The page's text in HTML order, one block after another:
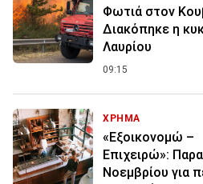
Φωτιά στον
Διακόπηκε η
Λαυρίου
09:15
ΧΡΗΜΑ
«Εξοικονομώ –
Επιχειρώ»:
Νοεμβρίου για